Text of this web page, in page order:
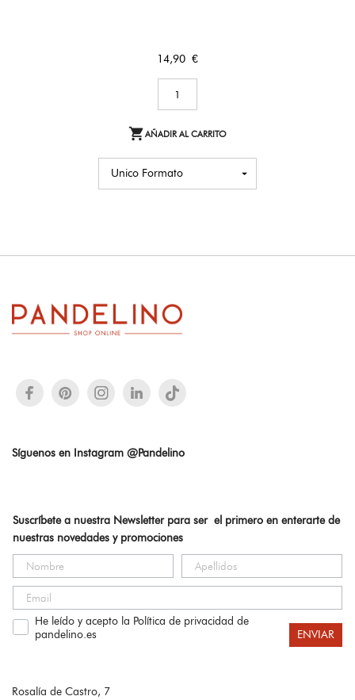
Precio
14,90 €
AÑADIR AL CARRITO
Síguenos en Instagram @Pandelino
Suscríbete a nuestra Newsletter para ser el primero en enterarte de
nuestras novedades y promociones
He leído y acepto la Política de privacidad de
pandelino.es
ENVIAR
Rosalía de Castro, 7